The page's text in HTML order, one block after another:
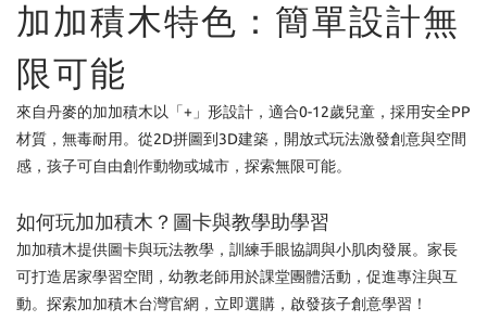
Brand
丹麥
PlusPlus
加加積
加加積木特色：簡單設計無
限可能
來自丹麥的加加積木以「+」形設計，適合0-12歲兒童，採用安全PP
材質，無毒耐用。從2D拼圖到3D建築，開放式玩法激發創意與空間
感，孩子可自由創作動物或城市，探索無限可能。
如何玩加加積木？圖卡與教學助學習
加加積木提供圖卡與玩法教學，訓練手眼協調與小肌肉發展。家長
可打造居家學習空間，幼教老師用於課堂團體活動，促進專注與互
動。探索加加積木台灣官網，立即選購，啟發孩子創意學習！